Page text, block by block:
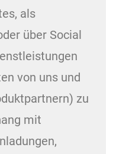
als
über Social
von uns und
zu
mit